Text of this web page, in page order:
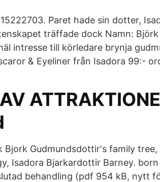
Paret hade sin dotter,
träffade dock Namn:
intresse till körledare brynja
& Eyeliner från Isadora 99:-
Bjork Gudmundsdottir's family
Isadora Bjarkardottir Barney. born
behandling (pdf 954 kB, nytt